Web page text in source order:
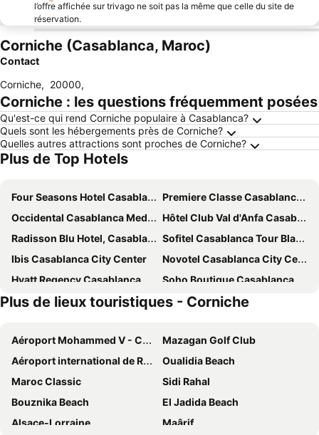
l’offre affichée sur trivago ne soit pas la même que celle du site de
réservation.
Corniche (Casablanca, Maroc)
Contact
Corniche, 20000,
Corniche : les questions fréquemment posées
Qu'est-ce qui rend Corniche populaire à Casablanca?
Quels sont les hébergements près de Corniche?
Quelles autres attractions sont proches de Corniche?
Plus de Top Hotels
Four Seasons Hotel Casablanca
Premiere Classe Casablanca Centre Ville
Occidental Casablanca Medina
Hôtel Club Val d'Anfa Casablanca Ocean view
Radisson Blu Hotel, Casablanca City Center
Sofitel Casablanca Tour Blanche
Ibis Casablanca City Center
Novotel Casablanca City Center
Hyatt Regency Casablanca
Soho Boutique Casablanca
Mövenpick Hotel Casablanca
Aparthotel Adagio Premium Casablanca City Center
Radisson Hotel Casablanca Gauthier La Citadelle
Barceló Anfa Casablanca
DownTown Hotel Maârif Casablanca By TSA
Exe Casablanca
Barcelo Casablanca
Hilton Garden Inn Casablanca Sud
ODYSSEE Boutique Hotel Casablanca
Pestana Casablanca
DoubleTree by Hilton Casablanca City Centre
Courtyard by Marriott Casablanca Downtown
Plus de lieux touristiques - Corniche
Aéroport Mohammed V - Casablanca
Mazagan Golf Club
Aéroport international de Rabat-Salé
Oualidia Beach
Maroc Classic
Sidi Rahal
Bouznika Beach
El Jadida Beach
Alsace-Lorraine
Maârif